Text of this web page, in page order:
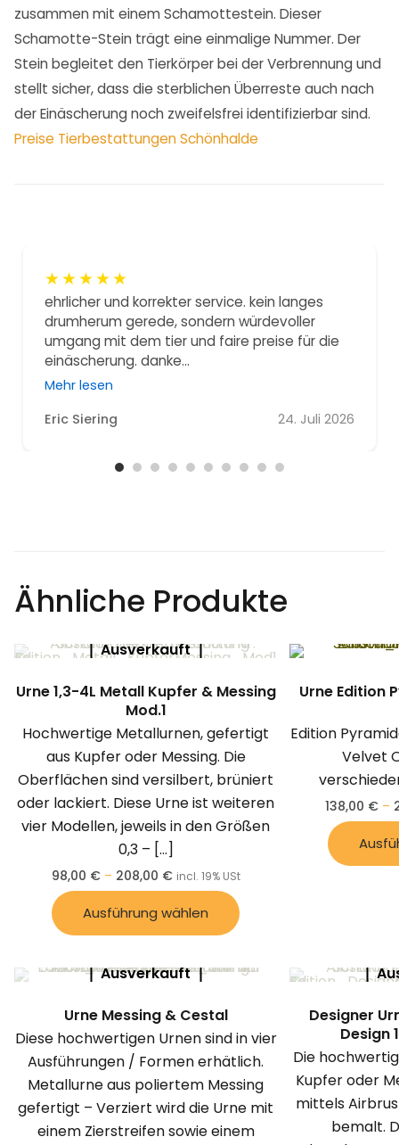
zusammen mit einem Schamottestein. Dieser
Schamotte-Stein trägt eine einmalige Nummer. Der
Stein begleitet den Tierkörper bei der Verbrennung und
stellt sicher, dass die sterblichen Überreste auch nach
der Einäscherung noch zweifelsfrei identifizierbar sind.
Preise Tierbestattungen Schönhalde
★★★★★
ehrlicher und korrekter service. kein langes
drumherum gerede, sondern würdevoller
umgang mit dem tier und faire preise für die
einäscherung. danke...
Mehr lesen
Eric Siering
24. Juli 2026
Ähnliche Produkte
Ausverkauft
Urne 1,3-4L Metall Kupfer & Messing
Mod.1
Hochwertige Metallurnen, gefertigt
aus Kupfer oder Messing. Die
Oberflächen sind versilbert, brüniert
oder lackiert. Diese Urne ist weiteren
vier Modellen, jeweils in den Größen
0,3 – […]
98,00 € – 208,00 € incl. 19% USt
Ausführung wählen
Urne Edition
Edition
Velvet
138,00 € –
Ausverkauft
Urne Messing & Cestal
Diese hochwertigen Urnen sind in vier
Ausführungen / Formen erhätlich.
Metallurne aus poliertem Messing
gefertigt – Verziert wird die Urne mit
einem Zierstreifen sowie einem
Designer
Design
Die
Kupfer oder
mittels
bemalt.